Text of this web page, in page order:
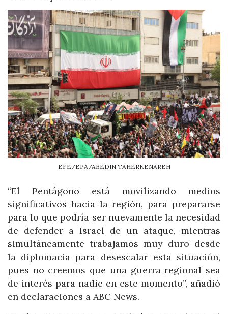
EFE/EPA/ABEDIN TAHERKENAREH
“El Pentágono está movilizando medios
significativos hacia la región, para prepararse
para lo que podría ser nuevamente la necesidad
de defender a Israel de un ataque, mientras
simultáneamente trabajamos muy duro desde
la diplomacia para desescalar esta situación,
pues no creemos que una guerra regional sea
de interés para nadie en este momento”, añadió
en declaraciones a ABC News.